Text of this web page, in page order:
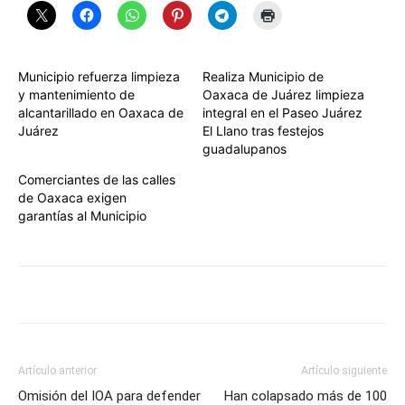
Municipio refuerza limpieza
y mantenimiento de
alcantarillado en Oaxaca de
Juárez
Realiza Municipio de
Oaxaca de Juárez limpieza
integral en el Paseo Juárez
El Llano tras festejos
guadalupanos
Comerciantes de las calles
de Oaxaca exigen
garantías al Municipio
Artículo anterior
Omisión del IOA para defender
Artículo siguiente
Han colapsado más de 100